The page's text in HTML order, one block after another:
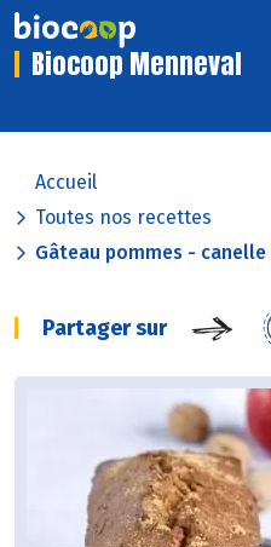
Biocoop Menneval
Accueil
Toutes nos recettes
Gâteau pommes - canelle
Partager sur